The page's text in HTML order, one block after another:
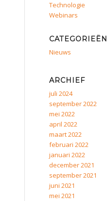
Technologie
Webinars
CATEGORIEËN
Nieuws
ARCHIEF
juli 2024
september 2022
mei 2022
april 2022
maart 2022
februari 2022
januari 2022
december 2021
september 2021
juni 2021
mei 2021